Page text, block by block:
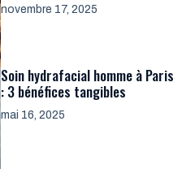
novembre 17, 2025
Soin hydrafacial homme à Paris
: 3 bénéfices tangibles
mai 16, 2025